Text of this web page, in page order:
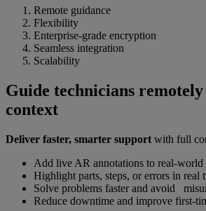
Remote guidance
Flexibility
Enterprise-grade encryption
Seamless integration
Scalability
Guide technicians
context
Deliver faster, smarter support with full
Add live AR annotations to real-world
Highlight parts, steps, or errors in real
Solve problems faster and avoid
Reduce downtime and improve first-